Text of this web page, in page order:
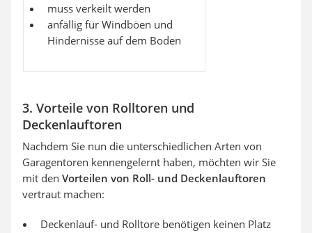
muss verkeilt werden
anfällig für Windböen und
Hindernisse auf dem Boden
3. Vorteile von Rolltoren und
Deckenlauftoren
Nachdem Sie nun die unterschiedlichen Arten von
Garagentoren kennengelernt haben, möchten wir Sie
mit den Vorteilen von Roll- und Deckenlauftoren
vertraut machen:
Deckenlauf- und Rolltore benötigen keinen Platz